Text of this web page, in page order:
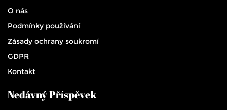
O nás
Podmínky používání
Zásady ochrany soukromí
GDPR
Kontakt
Nedávný Příspěvek